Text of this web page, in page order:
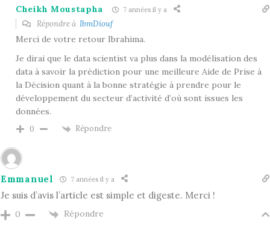
Cheikh Moustapha 7 années il y a
Répondre à IbmDiouf
Merci de votre retour Ibrahima.
Je dirai que le data scientist va plus dans la modélisation des
data à savoir la prédiction pour une meilleure Aide de Prise à
la Décision quant à la bonne stratégie à prendre pour le
développement du secteur d’activité d’où sont issues les
données.
0 Répondre
Emmanuel 7 années il y a
Je suis d’avis l’article est simple et digeste. Merci !
0 Répondre